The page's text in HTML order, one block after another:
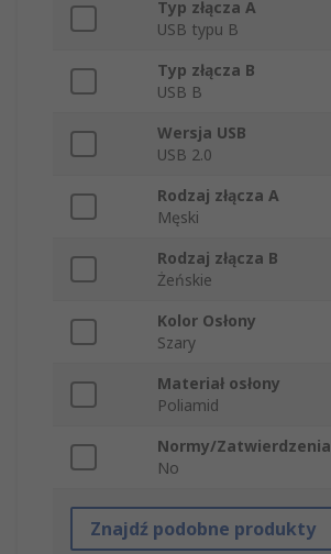
Typ złącza A
USB typu B
Typ złącza B
USB B
Wersja USB
USB 2.0
Rodzaj złącza A
Męski
Rodzaj złącza B
Żeńskie
Kolor Osłony
Szary
Materiał osłony
Poliamid
Normy/Zatwierdzenia
No
Znajdź podobne produkty